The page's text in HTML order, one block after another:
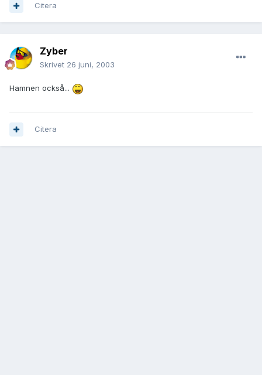
Citera
Zyber
Skrivet 26 juni, 2003
Hamnen också...
Citera